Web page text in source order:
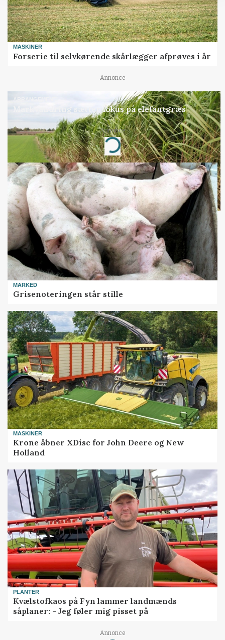
MASKINER
Forserie til selvkørende skårlægger afprøves i år
Annonce
ARRANGEMENT
Markvandring sætter fokus på elefantgræs
Annonce
Loading...
MARKED
Grisenoteringen står stille
MASKINER
Krone åbner XDisc for John Deere og New
Holland
PLANTER
Kvælstofkaos på Fyn lammer landmænds
såplaner: - Jeg føler mig pisset på
Annonce